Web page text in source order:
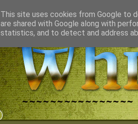
This site uses cookies from Google to
are shared with Google along with
statistics, and to detect and address